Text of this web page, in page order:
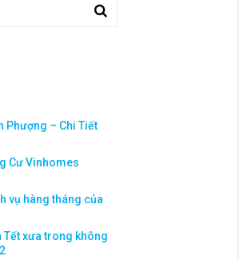
Phượng – Chi Tiết
Cư Vinhomes
vụ hàng tháng của
Tết xưa trong không